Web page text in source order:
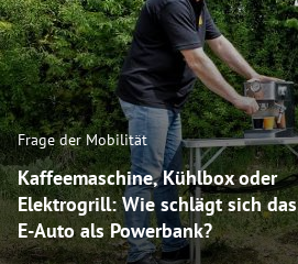
Frage der Mobilität
Kaffeemaschine, Kühlbox oder
Elektrogrill: Wie schlägt sich das
E-Auto als Powerbank?